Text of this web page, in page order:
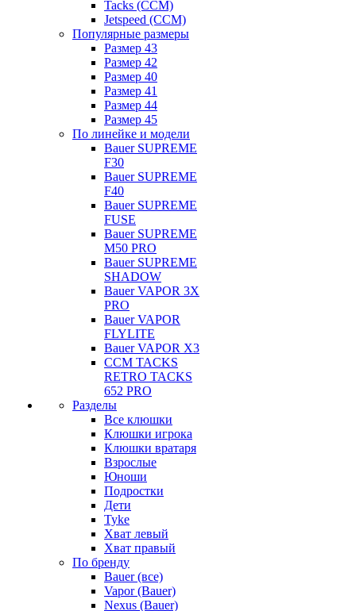
Tacks (CCM)
Jetspeed (CCM)
Популярные размеры
Размер 43
Размер 42
Размер 40
Размер 41
Размер 44
Размер 45
По линейке и модели
Bauer SUPREME
F30
Bauer SUPREME
F40
Bauer SUPREME
FUSE
Bauer SUPREME
M50 PRO
Bauer SUPREME
SHADOW
Bauer VAPOR 3X
PRO
Bauer VAPOR
FLYLITE
Bauer VAPOR X3
CCM TACKS
RETRO TACKS
652 PRO
Разделы
Все клюшки
Клюшки игрока
Клюшки вратаря
Взрослые
Юноши
Подростки
Дети
Tyke
Хват левый
Хват правый
По бренду
Bauer (все)
Vapor (Bauer)
Nexus (Bauer)